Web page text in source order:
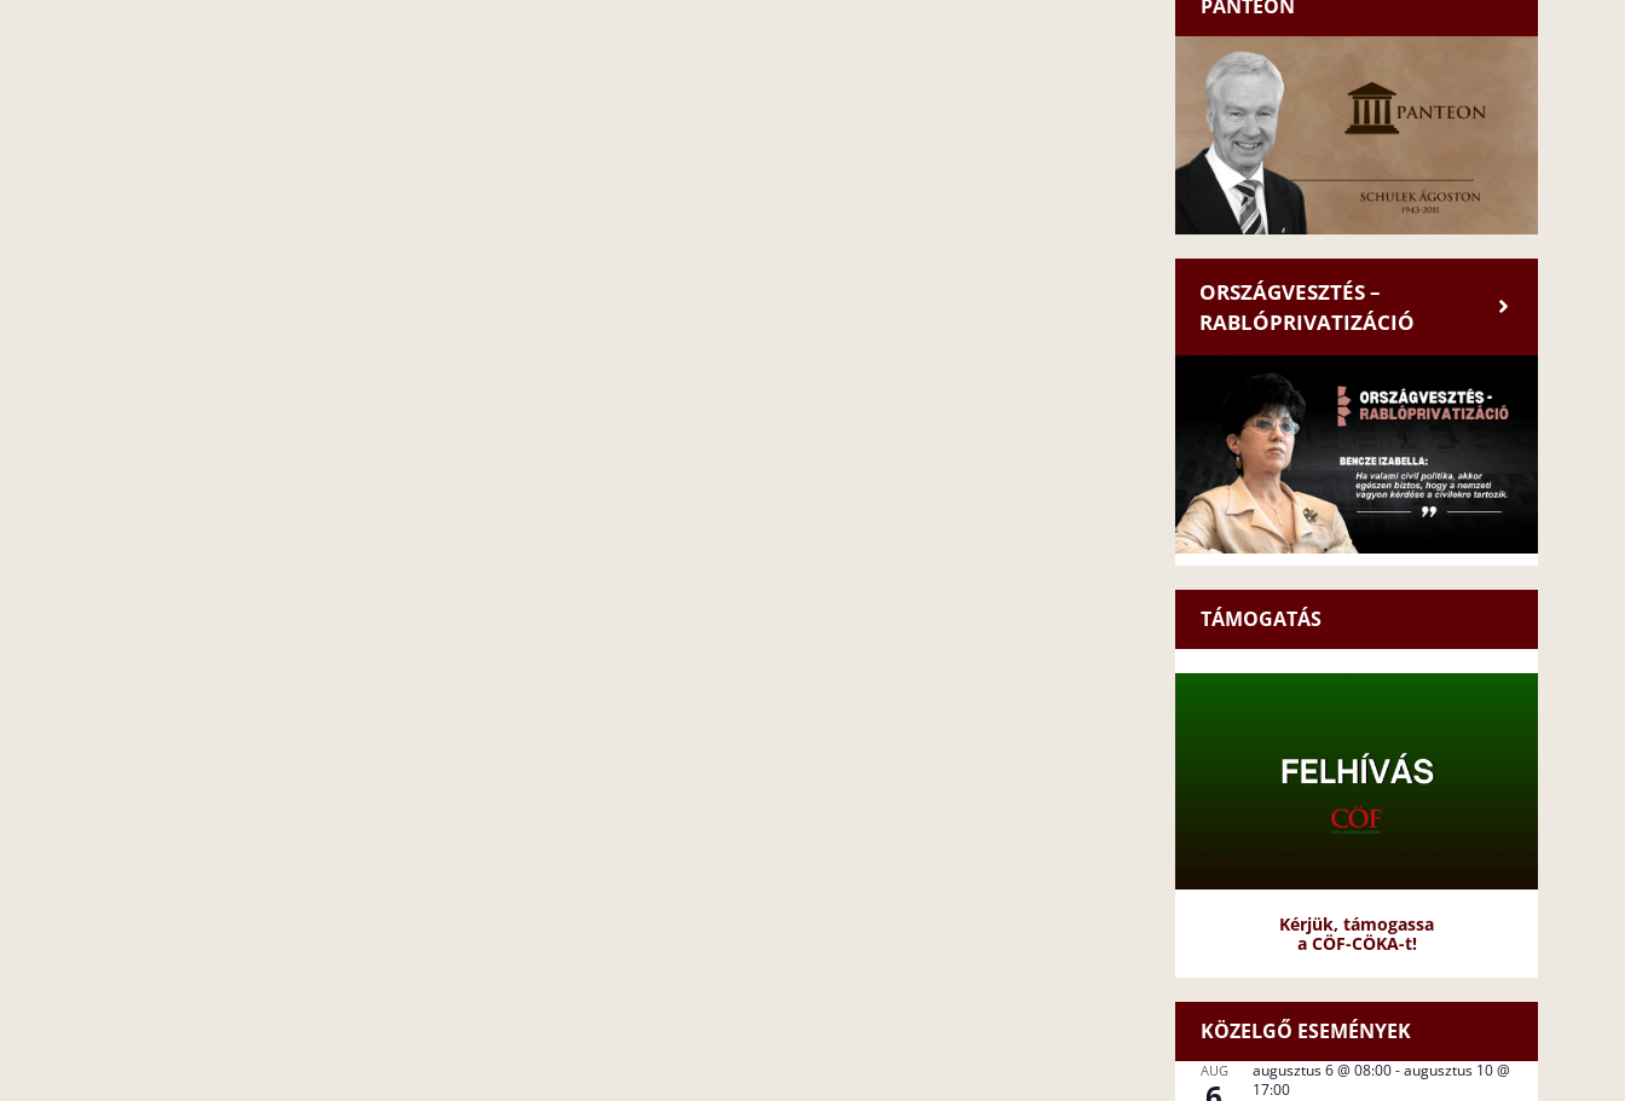
PANTEON
ORSZÁGVESZTÉS –
RABLÓPRIVATIZÁCIÓ
TÁMOGATÁS
Kérjük, támogassa
a CÖF-CÖKA-t!
KÖZELGŐ ESEMÉNYEK
AUG augusztus 6 @ 08:00-augusztus 10 @
17:00